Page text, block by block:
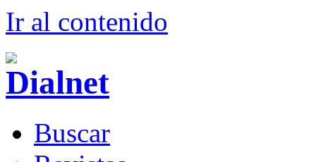
Ir al contenido
Buscar